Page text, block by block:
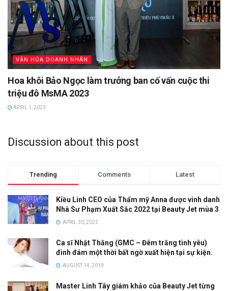
VĂN HÓA DOANH NHÂN
Hoa khôi Bảo Ngọc làm trưởng ban cố vấn cuộc thi
triệu đô MsMA 2023
APRIL 1, 2023
Discussion about this post
Trending Comments Latest
Kiều Linh CEO của Thẩm mỹ Anna được vinh danh
Nhà Sư Phạm Xuất Sắc 2022 tại Beauty Jet mùa 3
APRIL 30, 2022
Ca sĩ Nhật Thăng (GMC – Đêm trăng tình yêu)
đình đám một thời bất ngờ xuất hiện tại sự kiện.
AUGUST 14, 2019
Master Linh Tây giám khảo của Beauty Jet từng